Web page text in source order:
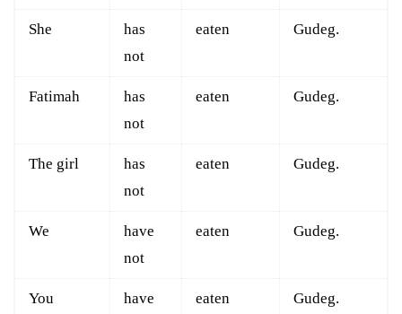
She
has
not
eaten Gudeg.
Fatimah
has
not
eaten Gudeg.
The girl
has
not
eaten Gudeg.
We
have
not
eaten Gudeg.
You
have
eaten Gudeg.